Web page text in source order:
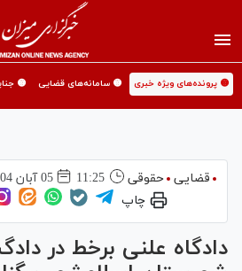
🟡 پرونده‌های ویژه خبری 🟡 سامانه‌های قضایی 🟡
قضایی حقوقی 11:25 05 آبان 1404
چاپ
دادگاه علنی برخط در